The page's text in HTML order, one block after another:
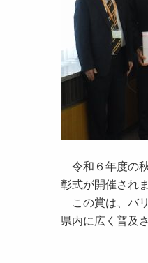
令和６年度の
彰式が開催され
この賞は、バ
県内に広く普及